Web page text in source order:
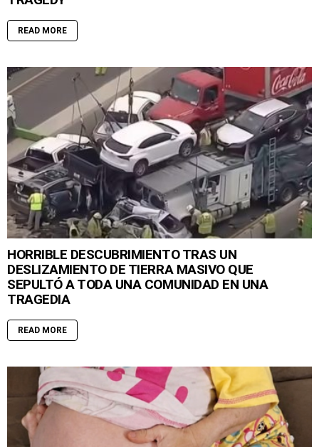
READ MORE
HORRIBLE DESCUBRIMIENTO TRAS UN
DESLIZAMIENTO DE TIERRA MASIVO QUE
SEPULTÓ A TODA UNA COMUNIDAD EN UNA
TRAGEDIA
READ MORE